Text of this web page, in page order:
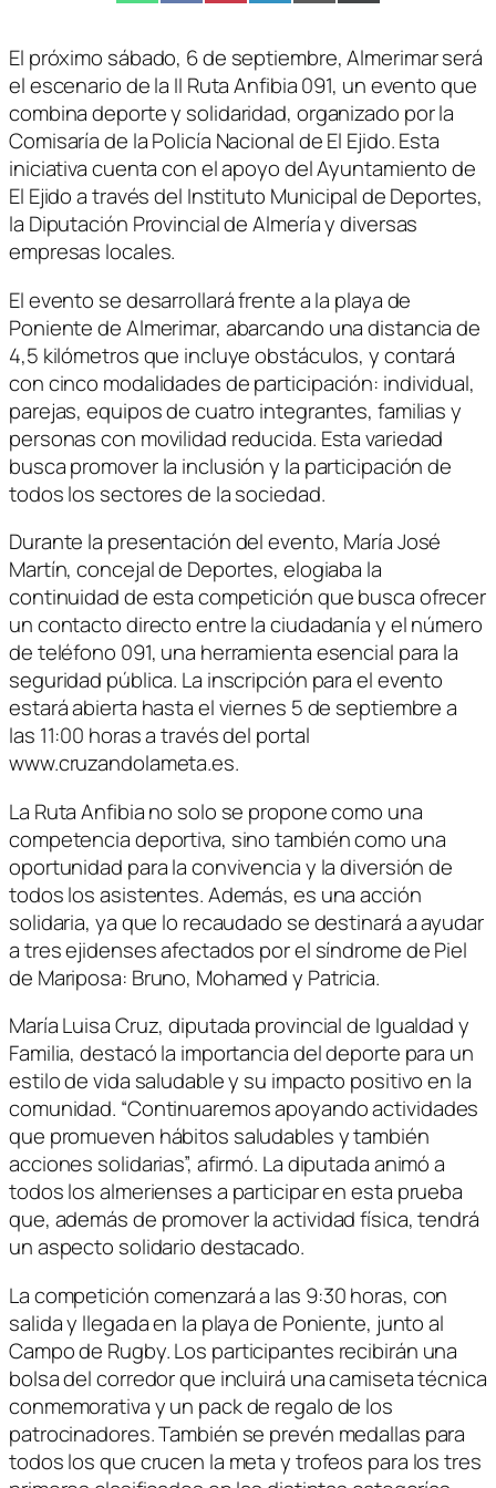
en en en en en en
(Twitter)
El próximo sábado, 6 de septiembre, Almerimar será
el escenario de la II Ruta Anfibia 091, un evento que
combina deporte y solidaridad, organizado por la
Comisaría de la Policía Nacional de El Ejido. Esta
iniciativa cuenta con el apoyo del Ayuntamiento de
El Ejido a través del Instituto Municipal de Deportes,
la Diputación Provincial de Almería y diversas
empresas locales.
El evento se desarrollará frente a la playa de
Poniente de Almerimar, abarcando una distancia de
4,5 kilómetros que incluye obstáculos, y contará
con cinco modalidades de participación: individual,
parejas, equipos de cuatro integrantes, familias y
personas con movilidad reducida. Esta variedad
busca promover la inclusión y la participación de
todos los sectores de la sociedad.
Durante la presentación del evento, María José
Martín, concejal de Deportes, elogiaba la
continuidad de esta competición que busca ofrecer
un contacto directo entre la ciudadanía y el número
de teléfono 091, una herramienta esencial para la
seguridad pública. La inscripción para el evento
estará abierta hasta el viernes 5 de septiembre a
las 11:00 horas a través del portal
www.cruzandolameta.es.
La Ruta Anfibia no solo se propone como una
competencia deportiva, sino también como una
oportunidad para la convivencia y la diversión de
todos los asistentes. Además, es una acción
solidaria, ya que lo recaudado se destinará a ayudar
a tres ejidenses afectados por el síndrome de Piel
de Mariposa: Bruno, Mohamed y Patricia.
María Luisa Cruz, diputada provincial de Igualdad y
Familia, destacó la importancia del deporte para un
estilo de vida saludable y su impacto positivo en la
comunidad. “Continuaremos apoyando actividades
que promueven hábitos saludables y también
acciones solidarias”, afirmó. La diputada animó a
todos los almerienses a participar en esta prueba
que, además de promover la actividad física, tendrá
un aspecto solidario destacado.
La competición comenzará a las 9:30 horas, con
salida y llegada en la playa de Poniente, junto al
Campo de Rugby. Los participantes recibirán una
bolsa del corredor que incluirá una camiseta técnica
conmemorativa y un pack de regalo de los
patrocinadores. También se prevén medallas para
todos los que crucen la meta y trofeos para los tres